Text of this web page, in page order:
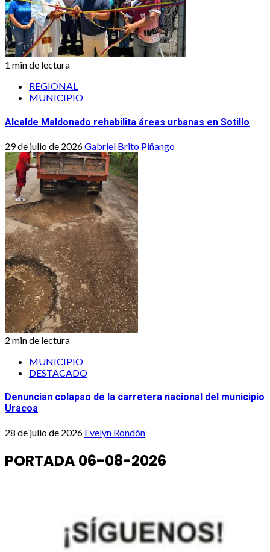
1 min de lectura
REGIONAL
MUNICIPIO
Alcalde Maldonado rehabilita áreas urbanas en Sotillo
29 de julio de 2026Gabriel Brito Piñango
2 min de lectura
MUNICIPIO
DESTACADO
Denuncian colapso de la carretera nacional del municipio
Uracoa
28 de julio de 2026 Evelyn Rondón
PORTADA 06-08-2026